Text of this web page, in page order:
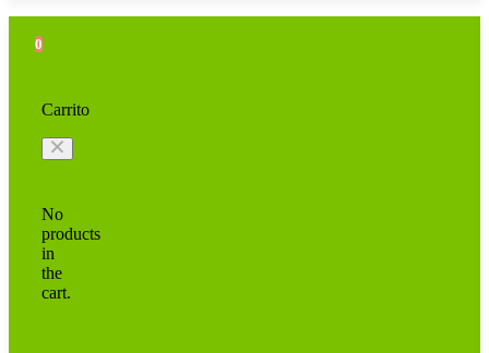
0
Carrito
No
products
in
the
cart.